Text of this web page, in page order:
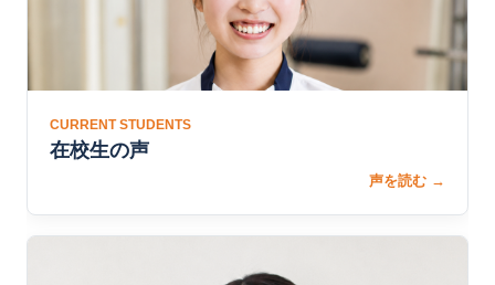
CURRENT STUDENTS
在校生の声
声を読む →